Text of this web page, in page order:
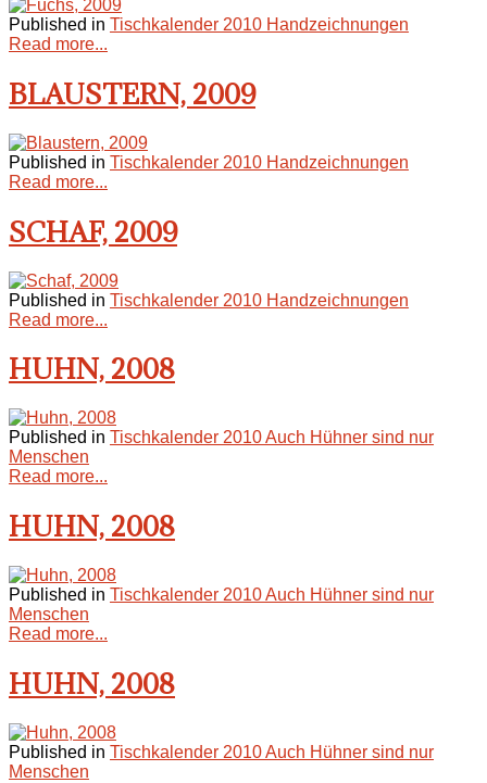
Published in Tischkalender 2010 Handzeichnungen
Read more...
BLAUSTERN, 2009
Published in Tischkalender 2010 Handzeichnungen
Read more...
SCHAF, 2009
Published in Tischkalender 2010 Handzeichnungen
Read more...
HUHN, 2008
Published in Tischkalender 2010 Auch Hühner sind nur
Menschen
Read more...
HUHN, 2008
Published in Tischkalender 2010 Auch Hühner sind nur
Menschen
Read more...
HUHN, 2008
Published in Tischkalender 2010 Auch Hühner sind nur
Menschen